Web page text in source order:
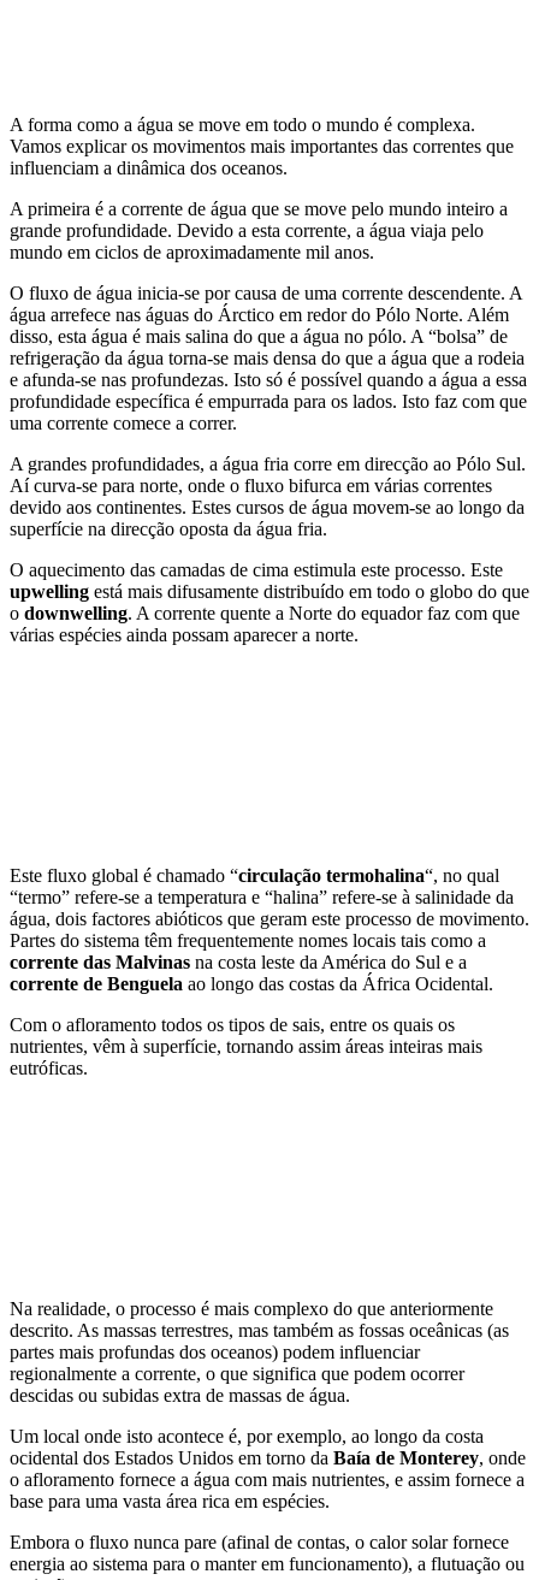
A forma como a água se move em todo o mundo é complexa.
Vamos explicar os movimentos mais importantes das correntes que
influenciam a dinâmica dos oceanos.
A primeira é a corrente de água que se move pelo mundo inteiro a
grande profundidade. Devido a esta corrente, a água viaja pelo
mundo em ciclos de aproximadamente mil anos.
O fluxo de água inicia-se por causa de uma corrente descendente. A
água arrefece nas águas do Árctico em redor do Pólo Norte. Além
disso, esta água é mais salina do que a água no pólo. A “bolsa” de
refrigeração da água torna-se mais densa do que a água que a rodeia
e afunda-se nas profundezas. Isto só é possível quando a água a essa
profundidade específica é empurrada para os lados. Isto faz com que
uma corrente comece a correr.
A grandes profundidades, a água fria corre em direcção ao Pólo Sul.
Aí curva-se para norte, onde o fluxo bifurca em várias correntes
devido aos continentes. Estes cursos de água movem-se ao longo da
superfície na direcção oposta da água fria.
O aquecimento das camadas de cima estimula este processo. Este
upwelling está mais difusamente distribuído em todo o globo do que
o downwelling. A corrente quente a Norte do equador faz com que
várias espécies ainda possam aparecer a norte.
Este fluxo global é chamado “circulação termohalina“, no qual
“termo” refere-se a temperatura e “halina” refere-se à salinidade da
água, dois factores abióticos que geram este processo de movimento.
Partes do sistema têm frequentemente nomes locais tais como a
corrente das Malvinas na costa leste da América do Sul e a
corrente de Benguela ao longo das costas da África Ocidental.
Com o afloramento todos os tipos de sais, entre os quais os
nutrientes, vêm à superfície, tornando assim áreas inteiras mais
eutróficas.
Na realidade, o processo é mais complexo do que anteriormente
descrito. As massas terrestres, mas também as fossas oceânicas (as
partes mais profundas dos oceanos) podem influenciar
regionalmente a corrente, o que significa que podem ocorrer
descidas ou subidas extra de massas de água.
Um local onde isto acontece é, por exemplo, ao longo da costa
ocidental dos Estados Unidos em torno da Baía de Monterey, onde
o afloramento fornece a água com mais nutrientes, e assim fornece a
base para uma vasta área rica em espécies.
Embora o fluxo nunca pare (afinal de contas, o calor solar fornece
energia ao sistema para o manter em funcionamento), a flutuação ou